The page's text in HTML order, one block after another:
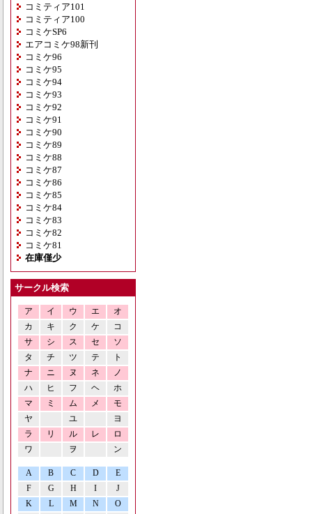
コミティア101
コミティア100
コミケSP6
エアコミケ98新刊
コミケ96
コミケ95
コミケ94
コミケ93
コミケ92
コミケ91
コミケ90
コミケ89
コミケ88
コミケ87
コミケ86
コミケ85
コミケ84
コミケ83
コミケ82
コミケ81
在庫僅少
サークル検索
ア イ ウ エ
オ
カ
キ ク ケ
コ
サ
シ ス セ
ソ
タ
チ ツ テ
ト
ナ
ニ ヌ ネ
ノ
ハ
ヒ フ ヘ
ホ
マ
ミ ム メ
モ
ヤ
ユ
ヨ
ラ
リ ル レ
ロ
ワ
ヲ ン
A B C D
E
F
G H I
J
K
L M N O